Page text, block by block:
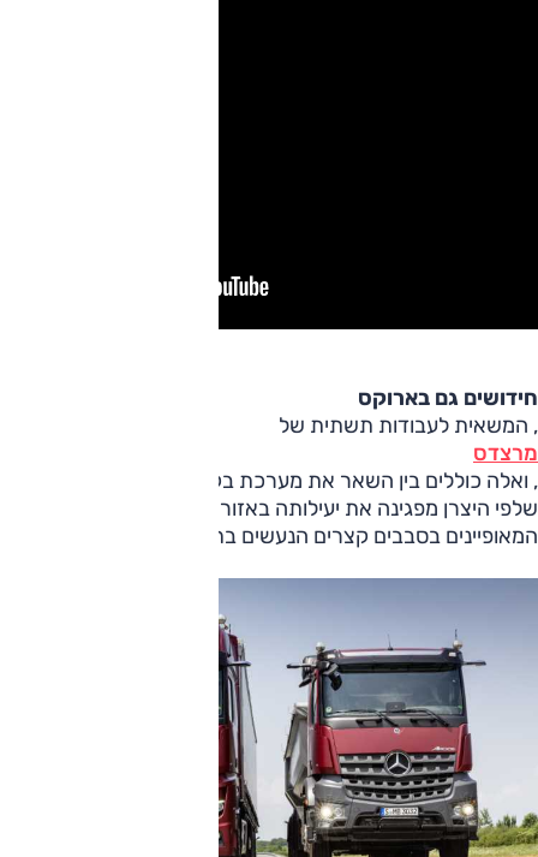
חידושים גם בארוקס
, המשאית לעבודות תשתית של
מרצדס
, ואלה כוללים בין השאר את מערכת בקרת שיוט המתקדמת,
שלפי היצרן מפגינה את יעילותה באזורים של עבודות תשתית
המאופיינים בסבבים קצרים הנעשים בתוך המרחב העירוני.